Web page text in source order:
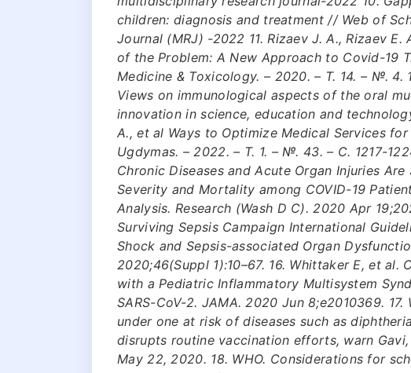
children: diagnosis and treatment // Web of
Journal (MRJ) -2022 11. Rizaev J. A., Rizaev
of the Problem: A New Approach to Covid-19
Medicine & Toxicology. – 2020. – Т. 14. – №. 4.
Views on immunological aspects of the oral
innovation in science, education and
A., et al Ways to Optimize Medical Services
Ugdymas. – 2022. – Т. 1. – №. 43. – С. 1217-
Chronic Diseases and Acute Organ Injuries
Severity and Mortality among COVID-19
Analysis. Research (Wash D C). 2020 Apr
Surviving Sepsis Campaign International
Shock and Sepsis-associated Organ
2020;46(Suppl 1):10–67. 16. Whittaker E, et
with a Pediatric Inflammatory Multisystem
SARS-CoV-2. JAMA. 2020 Jun 8;e2010369.
under one at risk of diseases such as
disrupts routine vaccination efforts, warn Gavi,
May 22, 2020. 18. WHO. Considerations for